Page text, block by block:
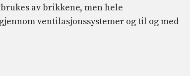
av brikkene, men hele
ventilasjonssystemer og til og med